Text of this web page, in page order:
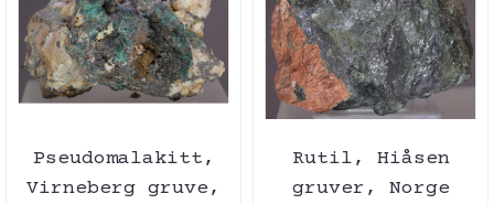
Pseudomalakitt,
Virneberg gruve,
Rutil, Hiåsen
gruver, Norge